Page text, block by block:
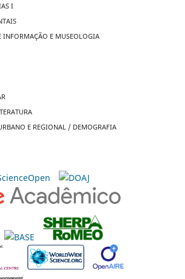
I
INFORMAÇÃO E MUSEOLOGIA
E REGIONAL / DEMOGRAFIA